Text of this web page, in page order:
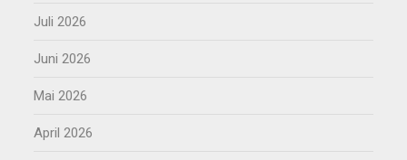
Juli 2026
Juni 2026
Mai 2026
April 2026